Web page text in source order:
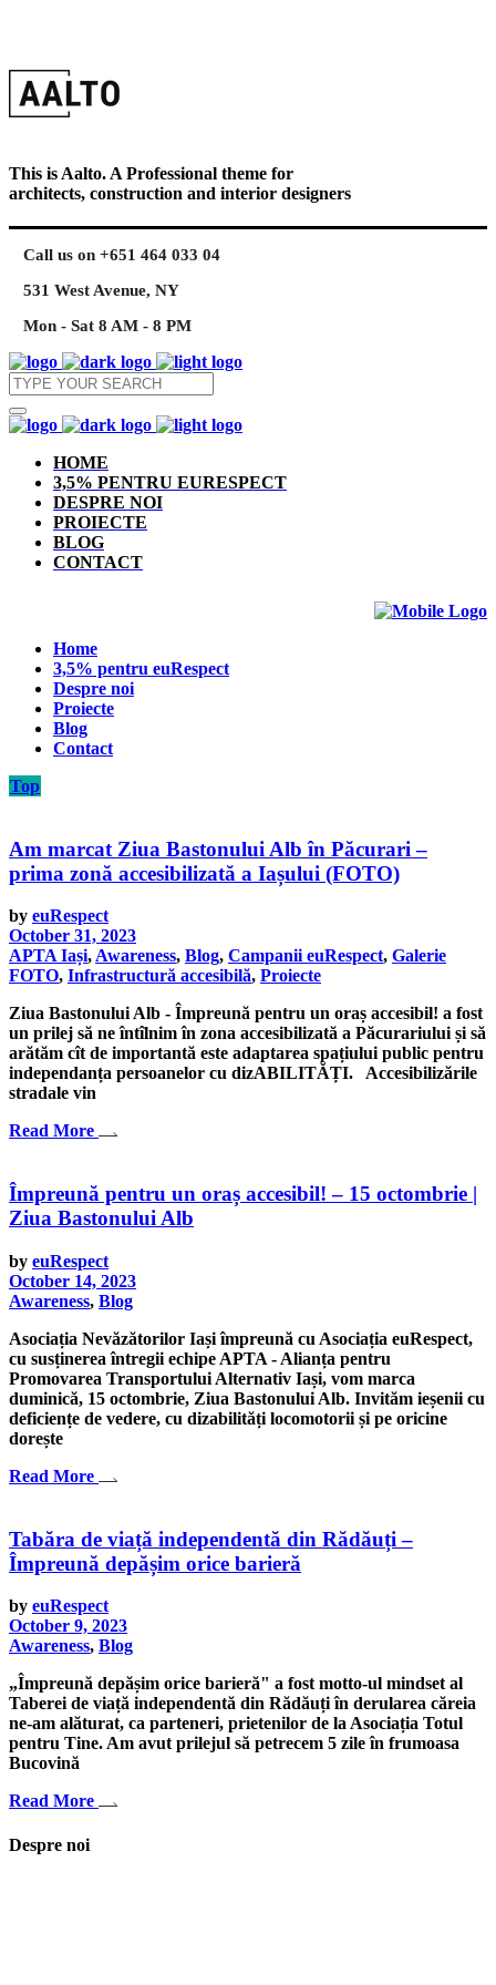
This is Aalto. A Professional theme for
architects, construction and interior designers
Call us on +651 464 033 04
531 West Avenue, NY
Mon - Sat 8 AM - 8 PM
HOME
3,5% PENTRU EURESPECT
DESPRE NOI
PROIECTE
BLOG
CONTACT
Home
3,5% pentru euRespect
Despre noi
Proiecte
Blog
Contact
Top
Am marcat Ziua Bastonului Alb în Păcurari –
prima zonă accesibilizată a Iașului (FOTO)
by euRespect
October 31, 2023
APTA Iași,Awareness, Blog, Campanii euRespect, Galerie
FOTO, Infrastructură accesibilă, Proiecte
Ziua Bastonului Alb - Împreună pentru un oraș accesibil! a fost
un prilej să ne întîlnim în zona accesibilizată a Păcurariului și să
arătăm cît de importantă este adaptarea spațiului public pentru
independanța persoanelor cu dizABILITĂȚI. Accesibilizările
stradale vin
Read More
Împreună pentru un oraș accesibil! – 15 octombrie |
Ziua Bastonului Alb
by euRespect
October 14, 2023
Awareness, Blog
Asociația Nevăzătorilor Iași împreună cu Asociația euRespect,
cu susținerea întregii echipe APTA - Alianța pentru
Promovarea Transportului Alternativ Iași, vom marca
duminică, 15 octombrie, Ziua Bastonului Alb. Invităm ieșenii cu
deficiențe de vedere, cu dizabilități locomotorii și pe oricine
dorește
Read More
Tabăra de viață independentă din Rădăuți –
Împreună depășim orice barieră
by euRespect
October 9, 2023
Awareness, Blog
„Împreună depășim orice barieră" a fost motto-ul mindset al
Taberei de viață independentă din Rădăuți în derularea căreia
ne-am alăturat, ca parteneri, prietenilor de la Asociația Totul
pentru Tine. Am avut prilejul să petrecem 5 zile în frumoasa
Bucovină
Read More
Despre noi